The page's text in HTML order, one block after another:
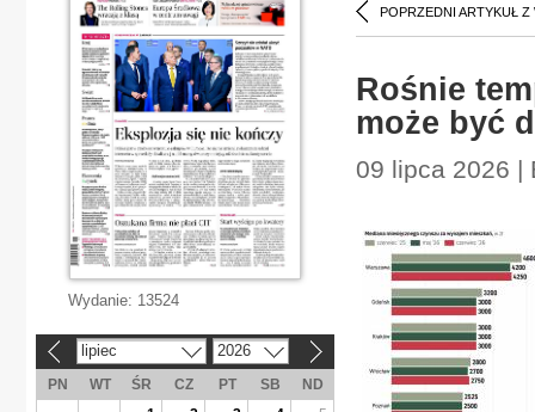
POPRZEDNI ARTYKUŁ Z
Rośnie
może być
09 lipca 2026 |
Wydanie: 13524
lipiec 2026
PN WT ŚR CZ PT SB
ND